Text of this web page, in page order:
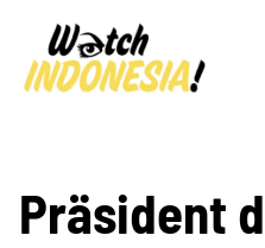
Präsident